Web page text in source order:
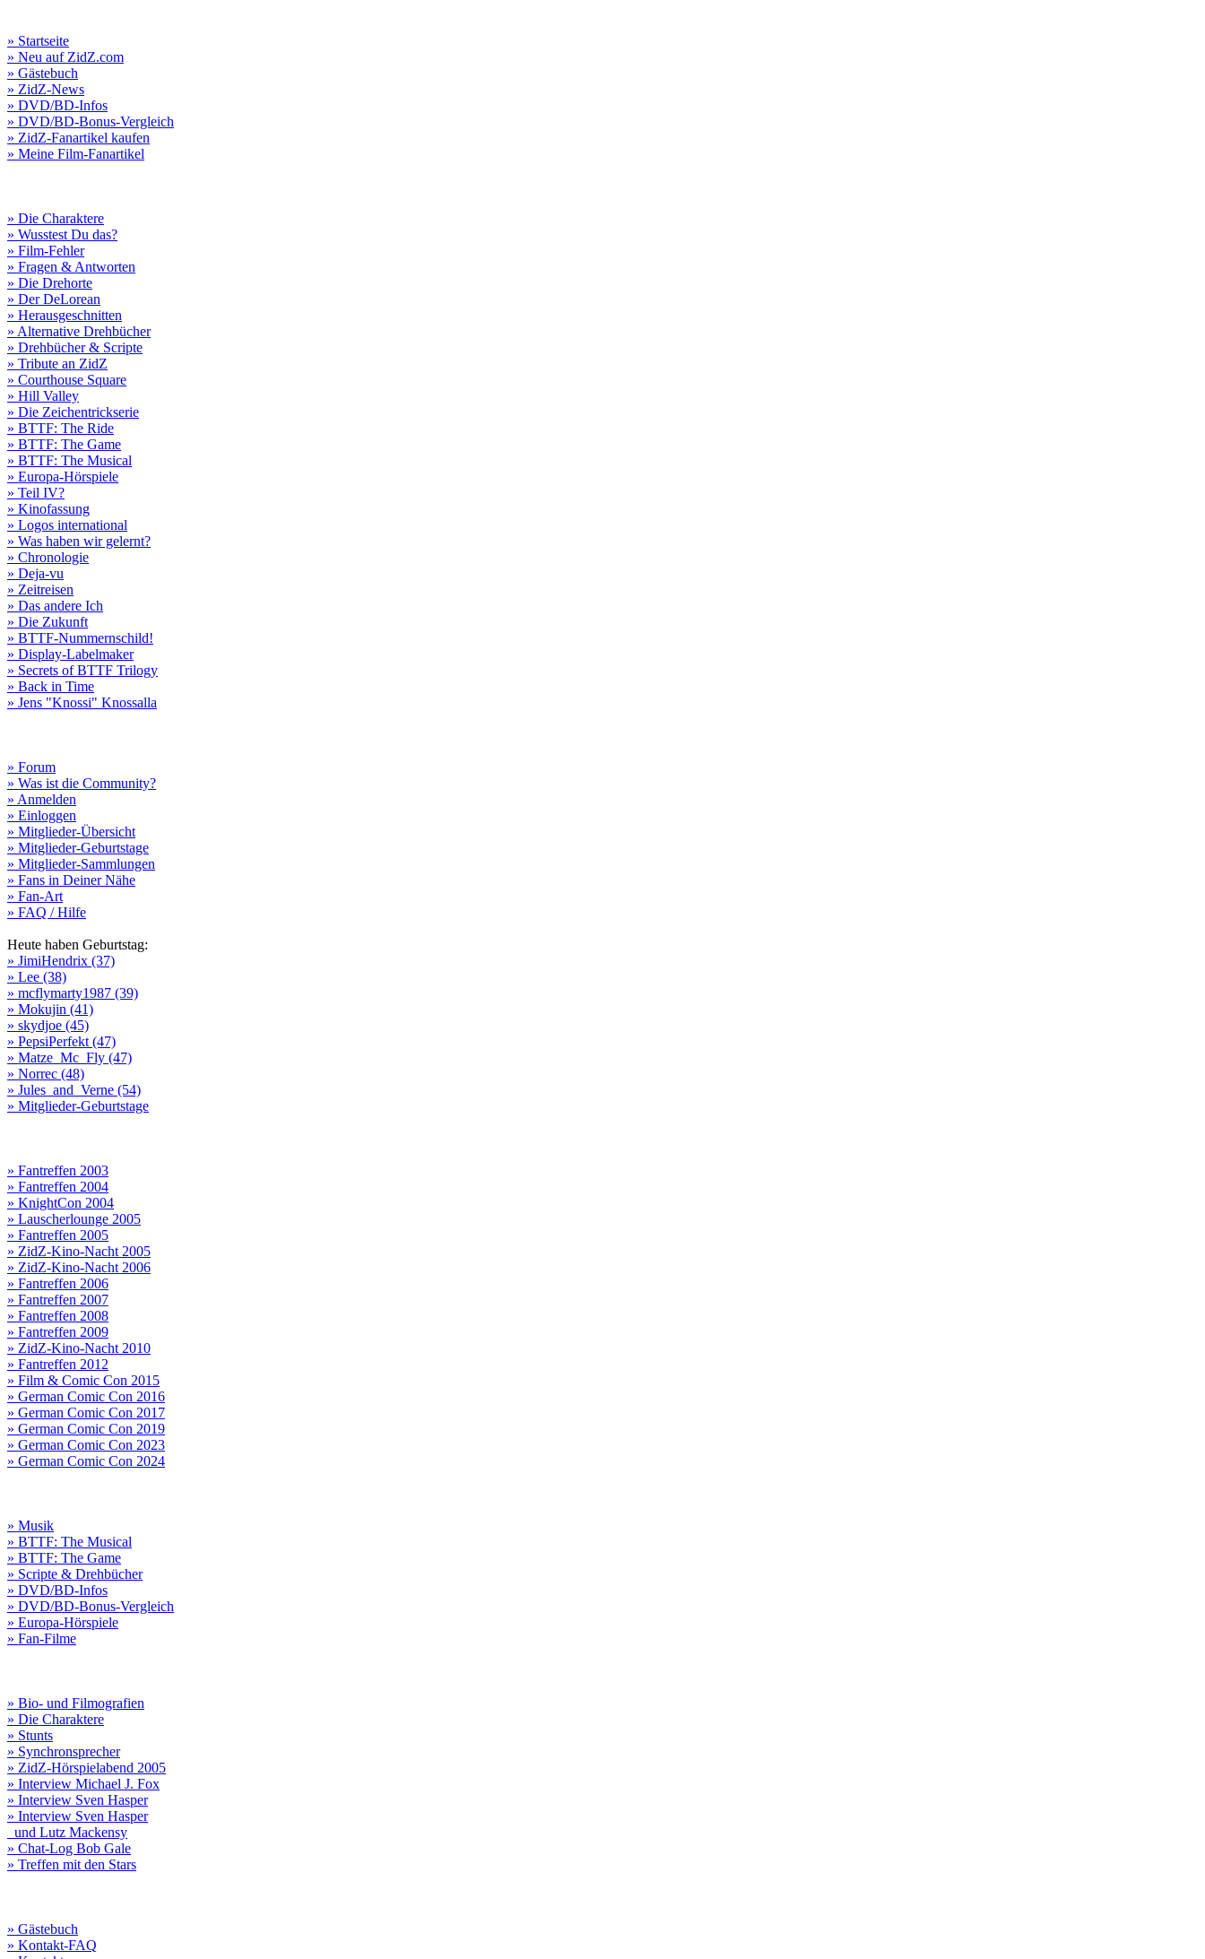
» Startseite
» Neu auf ZidZ.com
» Gästebuch
» ZidZ-News
» DVD/BD-Infos
» DVD/BD-Bonus-Vergleich
» ZidZ-Fanartikel kaufen
» Meine Film-Fanartikel
» Die Charaktere
» Wusstest Du das?
» Film-Fehler
» Fragen & Antworten
» Die Drehorte
» Der DeLorean
» Herausgeschnitten
» Alternative Drehbücher
» Drehbücher & Scripte
» Tribute an ZidZ
» Courthouse Square
» Hill Valley
» Die Zeichentrickserie
» BTTF: The Ride
» BTTF: The Game
» BTTF: The Musical
» Europa-Hörspiele
» Teil IV?
» Kinofassung
» Logos international
» Was haben wir gelernt?
» Chronologie
» Deja-vu
» Zeitreisen
» Das andere Ich
» Die Zukunft
» BTTF-Nummernschild!
» Display-Labelmaker
» Secrets of BTTF Trilogy
» Back in Time
» Jens "Knossi" Knossalla
» Forum
» Was ist die Community?
» Anmelden
» Einloggen
» Mitglieder-Übersicht
» Mitglieder-Geburtstage
» Mitglieder-Sammlungen
» Fans in Deiner Nähe
» Fan-Art
» FAQ / Hilfe
Heute haben Geburtstag:
» JimiHendrix (37)
» Lee (38)
» mcflymarty1987 (39)
» Mokujin (41)
» skydjoe (45)
» PepsiPerfekt (47)
» Matze_Mc_Fly (47)
» Norrec (48)
» Jules_and_Verne (54)
» Mitglieder-Geburtstage
» Fantreffen 2003
» Fantreffen 2004
» KnightCon 2004
» Lauscherlounge 2005
» Fantreffen 2005
» ZidZ-Kino-Nacht 2005
» ZidZ-Kino-Nacht 2006
» Fantreffen 2006
» Fantreffen 2007
» Fantreffen 2008
» Fantreffen 2009
» ZidZ-Kino-Nacht 2010
» Fantreffen 2012
» Film & Comic Con 2015
» German Comic Con 2016
» German Comic Con 2017
» German Comic Con 2019
» German Comic Con 2023
» German Comic Con 2024
» Musik
» BTTF: The Musical
» BTTF: The Game
» Scripte & Drehbücher
» DVD/BD-Infos
» DVD/BD-Bonus-Vergleich
» Europa-Hörspiele
» Fan-Filme
» Bio- und Filmografien
» Die Charaktere
» Stunts
» Synchronsprecher
» ZidZ-Hörspielabend 2005
» Interview Michael J. Fox
» Interview Sven Hasper
» Interview Sven Hasper
und Lutz Mackensy
» Chat-Log Bob Gale
» Treffen mit den Stars
» Gästebuch
» Kontakt-FAQ